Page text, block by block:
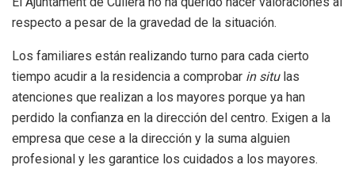
respecto a pesar de la gravedad de la situación.
Los familiares están realizando turno para cada cierto
tiempo acudir a la residencia a comprobar in situlas
atenciones que realizan a los mayores porque ya han
perdido la confianza en la dirección del centro. Exigen a la
empresa que cese a la dirección y la suma alguien
profesional y les garantice los cuidados a los mayores.